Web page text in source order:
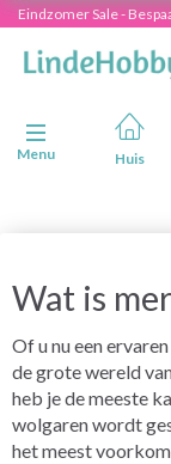
Eindzomer Sale -
Navigatie in-/
Menu
Huis
Wat is
Of u nu een
de grote wereld
heb je de meeste
wolgaren wordt
het meest